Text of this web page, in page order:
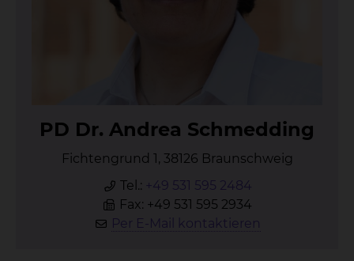
PD Dr. An­drea Schmed­ding
Fichtengrund 1, 38126 Braunschweig
Tel.: +49 531 595 2484
Fax: +49 531 595 2934
Per E-Mail kontaktieren